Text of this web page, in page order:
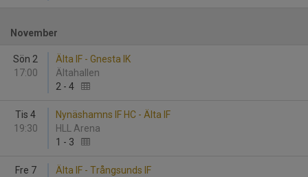
November
Sön 2
17:00
Älta IF - Gnesta IK
Ältahallen
2 - 4
Tis 4
19:30
Nynäshamns IF HC - Älta IF
HLL Arena
1 - 3
Fre 7
Älta IF - Trångsunds IF